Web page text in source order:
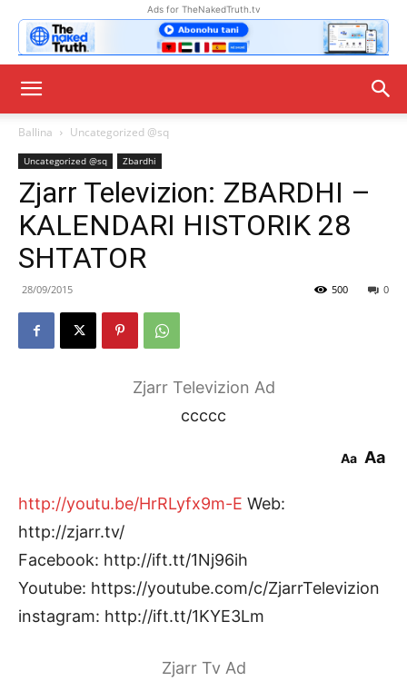
Ads for TheNakedTruth.tv
Ballina Uncategorized @sq
Uncategorized @sq Zbardhi
Zjarr Televizion: ZBARDHI –
KALENDARI HISTORIK 28
SHTATOR
28/09/2015 0
500
Zjarr Televizion Ad
ccccc
Aa Aa
http://youtu.be/HrRLyfx9m-E Web:
http://zjarr.tv/
Facebook: http://ift.tt/1Nj96ih
Youtube: https://youtube.com/c/ZjarrTelevizion
instagram: http://ift.tt/1KYE3Lm
Zjarr Tv Ad